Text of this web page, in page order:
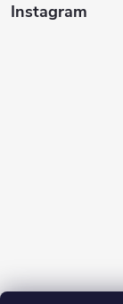
eInstagram